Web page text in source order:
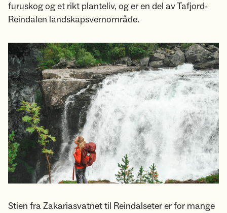
furuskog og et rikt planteliv, og er en del av Tafjord-
Reindalen landskapsvernområde.
Stien fra Zakariasvatnet til Reindalseter er for mange